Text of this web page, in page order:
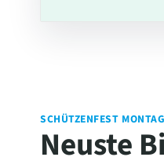
SCHÜTZENFEST
Neuste